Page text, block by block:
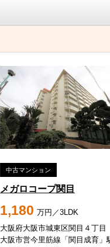
中古マンション
メガロコープ関目
1,180 万円／3LDK
大阪府大阪市城東区関目４丁目
大阪市営今里筋線「関目成育」